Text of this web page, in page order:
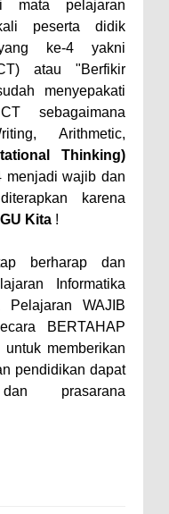
mata pelajaran
peserta didik
ke-4 yakni
atau "Berfikir
menyepakati
sebagaimana
Arithmetic,
Thinking)
menjadi wajib dan
karena
Kita !
berharap dan
Informatika
Pelajaran WAJIB
BERTAHAP
memberikan
pendidikan dapat
prasarana